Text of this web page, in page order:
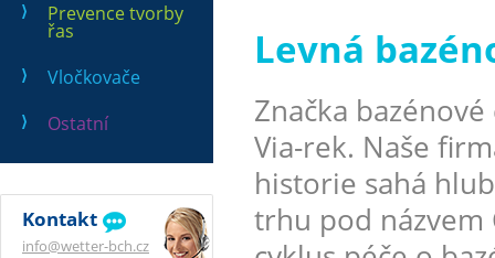
Prevence tvorby
řas
Vločkovače
Ostatní
Kontakt
info@wetter-bch.cz
Levná
Značka
Via-rek. Naše
historie sahá
trhu pod názvem